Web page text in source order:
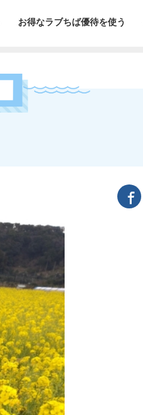
お得なラブちば優待を使う